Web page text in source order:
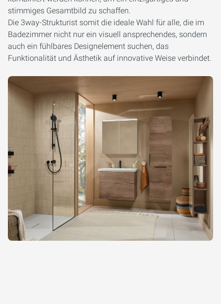
stimmiges Gesamtbild zu schaffen.
Die 3way-Strukturist somit die ideale Wahl für alle, die im
Badezimmer nicht nur ein visuell ansprechendes, sondern
auch ein fühlbares Designelement suchen, das
Funktionalität und Ästhetik auf innovative Weise verbindet.